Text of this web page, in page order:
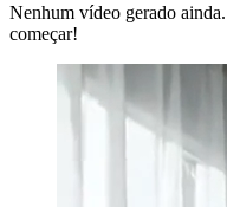
Nenhum vídeo gerado
começar!